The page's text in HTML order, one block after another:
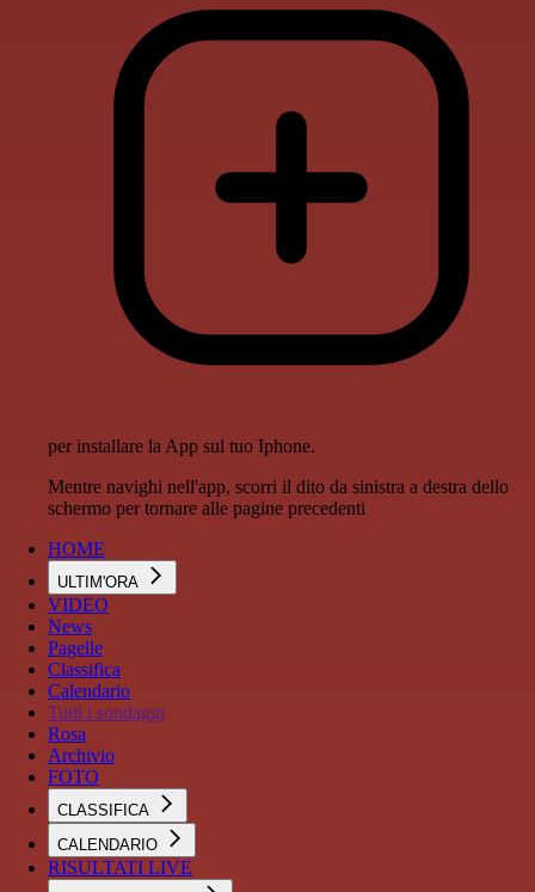
per installare la App sul tuo Iphone.
Mentre navighi nell'app, scorri il dito da sinistra a destra dello
schermo per tornare alle pagine precedenti
HOME
ULTIM'ORA
VIDEO
News
Pagelle
Classifica
Calendario
Tutti i sondaggi
Rosa
Archivio
FOTO
CLASSIFICA
CALENDARIO
RISULTATI LIVE